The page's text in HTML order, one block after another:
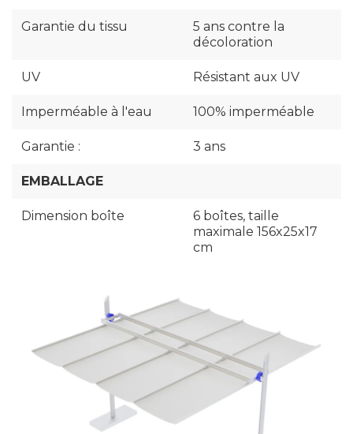
Garantie du tissu
5 ans contre la
décoloration
UV Résistant aux UV
Imperméable à l'eau 100% imperméable
Garantie : 3 ans
EMBALLAGE
Dimension boîte
6 boîtes, taille
maximale 156x25x17
cm